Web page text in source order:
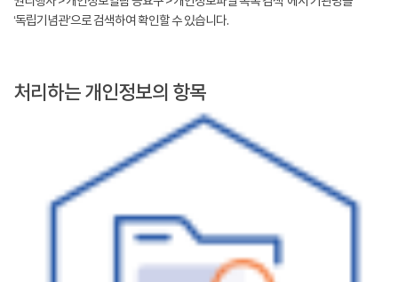
‘독립기념관’으로 검색하여 확인할 수 있습니다.
처리하는 개인정보의 항목